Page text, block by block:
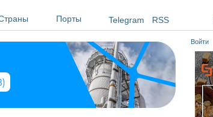
Порты Telegram RSS
Войти